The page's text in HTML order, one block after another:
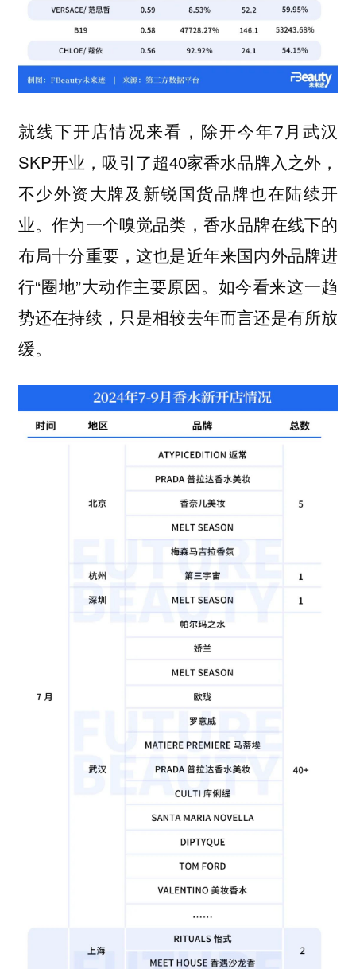
就线下开店情况来看，除开今年7月武汉
SKP开业，吸引了超40家香水品牌入之外，
不少外资大牌及新锐国货品牌也在陆续开
业。作为一个嗅觉品类，香水品牌在线下的
布局十分重要，这也是近年来国内外品牌进
行“圈地”大动作主要原因。如今看来这一趋
势还在持续，只是相较去年而言还是有所放
缓。